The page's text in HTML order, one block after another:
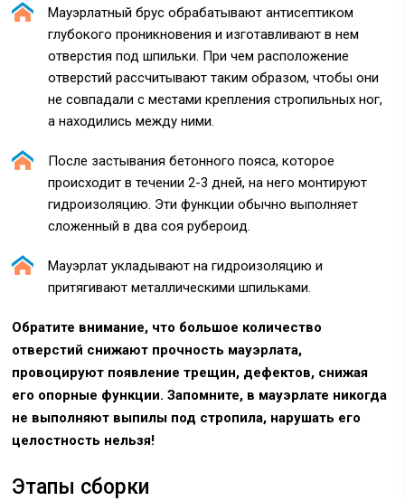
Мауэрлатный брус обрабатывают антисептиком
глубокого проникновения и изготавливают в нем
отверстия под шпильки. При чем расположение
отверстий рассчитывают таким образом, чтобы они
не совпадали с местами крепления стропильных ног,
а находились между ними.
После застывания бетонного пояса, которое
происходит в течении 2-3 дней, на него монтируют
гидроизоляцию. Эти функции обычно выполняет
сложенный в два соя рубероид.
Мауэрлат укладывают на гидроизоляцию и
притягивают металлическими шпильками.
Обратите внимание, что большое количество
отверстий снижают прочность мауэрлата,
провоцируют появление трещин, дефектов, снижая
его опорные функции. Запомните, в мауэрлате никогда
не выполняют выпилы под стропила, нарушать его
целостность нельзя!
Этапы сборки